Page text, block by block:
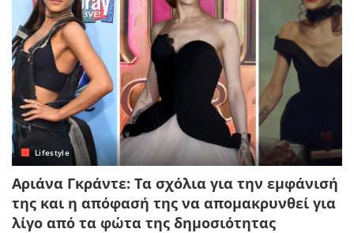
Lifestyle
Αριάνα Γκράντε: Τα σχόλια για την εμφάνισή
της και η απόφασή της να απομακρυνθεί για
λίγο από τα φώτα της δημοσιότητας